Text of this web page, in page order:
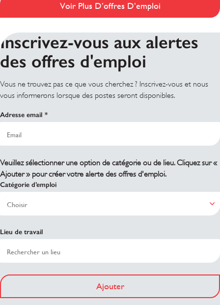
Voir Plus D’offres D’emploi
Inscrivez-vous aux alertes
des offres d'emploi
Vous ne trouvez pas ce que vous cherchez ? Inscrivez-vous et nous
vous informerons lorsque des postes seront disponibles.
Adresse email
Veuillez sélectionner une option de catégorie ou de lieu. Cliquez sur «
Ajouter » pour créer votre alerte des offres d'emploi.
Catégorie d’emploi
Lieu de travail
Ajouter